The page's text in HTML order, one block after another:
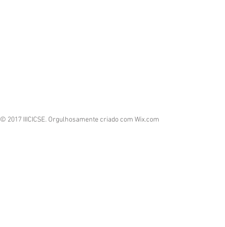
© 2017 IIICICSE. Orgulhosamente criado com Wix.com